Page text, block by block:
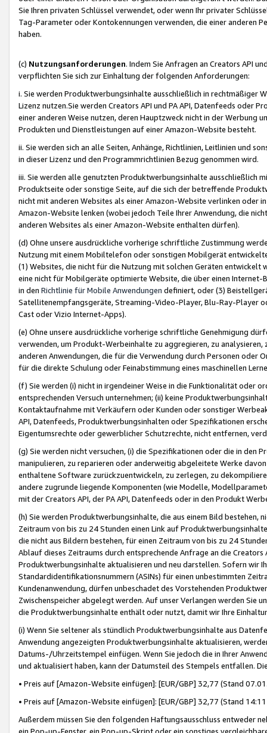
Sie Ihren privaten Schlüssel verwendet, oder wenn Ihr privater
Tag-Parameter oder Kontokennungen verwenden, die einer anderen
haben.
(c) Nutzungsanforderungen. Indem Sie Anfragen an Creators API
verpflichten Sie sich zur Einhaltung der folgenden Anforderungen:
i. Sie werden Produktwerbungsinhalte ausschließlich in rechtmäßiger
Lizenz nutzen.Sie werden Creators API und PA API, Datenfeeds oder
einer anderen Weise nutzen, deren Hauptzweck nicht in der Werbung
Produkten und Dienstleistungen auf einer Amazon-Website besteht.
ii. Sie werden sich an alle Seiten, Anhänge, Richtlinien, Leitlinien und
in dieser Lizenz und den Programmrichtlinien Bezug genommen wird.
iii. Sie werden alle genutzten Produktwerbungsinhalte ausschließlich
Produktseite oder sonstige Seite, auf die sich der betreffende
nicht mit anderen Websites als einer Amazon-Website verlinken oder
Amazon-Website lenken (wobei jedoch Teile Ihrer Anwendung, die
anderen Websites als einer Amazon-Website enthalten dürfen).
(d) Ohne unsere ausdrückliche vorherige schriftliche Zustimmung
Nutzung mit einem Mobiltelefon oder sonstigen Mobilgerät
(1) Websites, die nicht für die Nutzung mit solchen Geräten
eine nicht für Mobilgeräte optimierte Website, die über einen
in den Richtlinie für Mobile Anwendungen definiert, oder (3)
Satellitenempfangsgeräte, Streaming-Video-Player, Blu-Ray-Player
Cast oder Vizio Internet-Apps).
(e) Ohne unsere ausdrückliche vorherige schriftliche Genehmigung
verwenden, um Produkt-Werbeinhalte zu aggregieren, zu
anderen Anwendungen, die für die Verwendung durch Personen
für die direkte Schulung oder Feinabstimmung eines maschinellen
(f) Sie werden (i) nicht in irgendeiner Weise in die Funktionalität oder
entsprechenden Versuch unternehmen; (ii) keine
Kontaktaufnahme mit Verkäufern oder Kunden oder sonstiger
API, Datenfeeds, Produktwerbungsinhalten oder Spezifikationen
Eigentumsrechte oder gewerblicher Schutzrechte, nicht entfernen,
(g) Sie werden nicht versuchen, (i) die Spezifikationen oder die in
manipulieren, zu reparieren oder anderweitig abgeleitete Werke
enthaltene Software zurückzuentwickeln, zu zerlegen, zu
andere zugrunde liegende Komponenten (wie Modelle,
mit der Creators API, der PA API, Datenfeeds oder in den Produkt
(h) Sie werden Produktwerbungsinhalte, die aus einem Bild bestehen,
Zeitraum von bis zu 24 Stunden einen Link auf
die nicht aus Bildern bestehen, für einen Zeitraum von bis zu 24
Ablauf dieses Zeitraums durch entsprechende Anfrage an die
Produktwerbungsinhalte aktualisieren und neu darstellen. Sofern wir
Standardidentifikationsnummern (ASINs) für einen unbestimmten
Kundenanwendung, dürfen unbeschadet des Vorstehenden
Zwischenspeicher abgelegt werden. Auf unser Verlangen werden Sie
die Produktwerbungsinhalte enthält oder nutzt, damit wir Ihre
(i) Wenn Sie seltener als stündlich Produktwerbungsinhalte aus
Anwendung angezeigten Produktwerbungsinhalte aktualisieren,
Datums-/Uhrzeitstempel einfügen. Wenn Sie jedoch die in Ihrer
und aktualisiert haben, kann der Datumsteil des Stempels entfallen.
• Preis auf [Amazon-Website einfügen]: [EUR/GBP] 32,77 (Stand
• Preis auf [Amazon-Website einfügen]: [EUR/GBP] 32,77 (Stand
Außerdem müssen Sie den folgenden Haftungsausschluss entweder
ein Pop-up-Fenster, ein Pop-up-Skript oder ein sonstiges